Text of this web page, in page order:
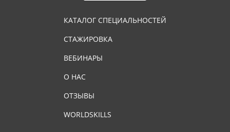
КАТАЛОГ СПЕЦИАЛЬНОСТЕЙ
СТАЖИРОВКА
ВЕБИНАРЫ
О НАС
ОТЗЫВЫ
WORLDSKILLS